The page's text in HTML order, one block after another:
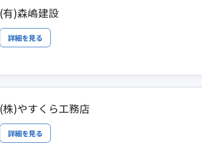
(有)森嶋建設
詳細を見る
(株)やすくら工務店
詳細を見る